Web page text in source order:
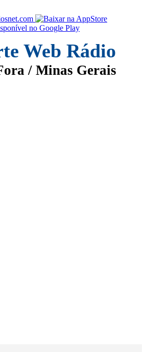
Web Rádio
/ Minas Gerais